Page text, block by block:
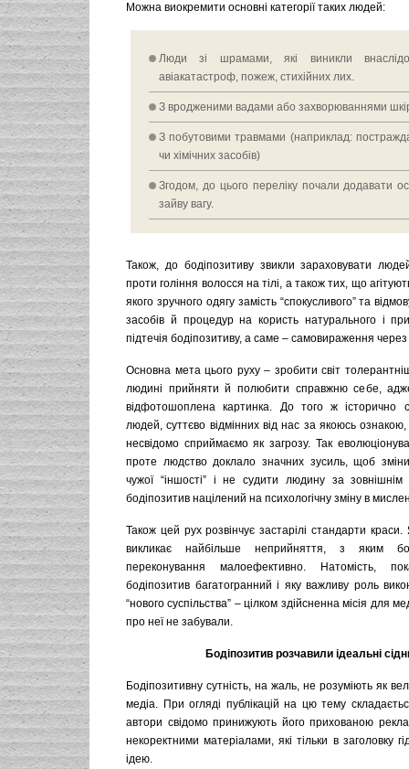
Можна виокремити основні категорії таких людей:
Люди зі шрамами, які виникли
авіакатастроф, пожеж, стихійних лих.
З вродженими вадами або захворюваннями
З побутовими травмами (наприклад:
чи хімічних засобів)
Згодом, до цього переліку почали додавати
зайву вагу.
Також, до бодіпозитиву звикли зараховувати
проти гоління волосся на тілі, а також тих, що
якого зручного одягу замість “спокусливого” та
засобів й процедур на користь натурального і
підтечія бодіпозитиву, а саме – самовираження через
Основна мета цього руху – зробити світ
людині прийняти й полюбити справжню себе,
відфотошоплена картинка. До того ж історично
людей, суттєво відмінних від нас за якоюсь
несвідомо сприймаємо як загрозу. Так
проте людство доклало значних зусиль, щоб
чужої “іншості” і не судити людину за зовнішнім
бодіпозитив націлений на психологічну зміну в
Також цей рух розвінчує застарілі стандарти
викликає найбільше неприйняття, з яким
переконування малоефективно. Натомість,
бодіпозитив багатогранний і яку важливу роль
“нового суспільства” – цілком здійсненна місія для
про неї не забували.
Бодіпозитив розчавили ідеальні
Бодіпозитивну сутність, на жаль, не розуміють як
медіа. При огляді публікацій на цю тему
автори свідомо принижують його прихованою
некоректними матеріалами, які тільки в заголовку
ідею.